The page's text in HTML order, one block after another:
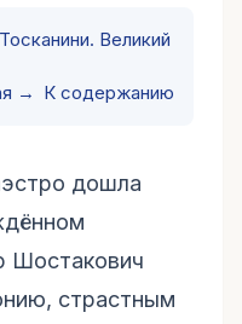
Великий
→ К содержанию
дошла
Шостакович
страстным